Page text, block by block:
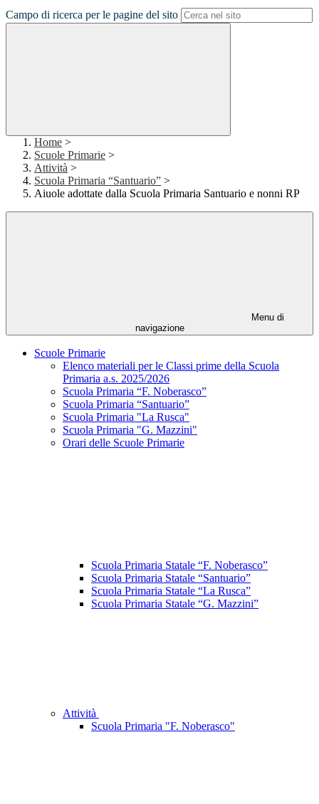
Campo di ricerca per le pagine del sito
Home >
Scuole Primarie >
Attività >
Scuola Primaria “Santuario” >
Aiuole adottate dalla Scuola Primaria Santuario e nonni RP
Menu di
navigazione
Scuole Primarie
Elenco materiali per le Classi prime della Scuola
Primaria a.s. 2025/2026
Scuola Primaria “F. Noberasco”
Scuola Primaria “Santuario”
Scuola Primaria "La Rusca"
Scuola Primaria "G. Mazzini"
Orari delle Scuole Primarie
Scuola Primaria Statale “F. Noberasco”
Scuola Primaria Statale “Santuario”
Scuola Primaria Statale “La Rusca”
Scuola Primaria Statale “G. Mazzini”
Attività
Scuola Primaria "F. Noberasco"